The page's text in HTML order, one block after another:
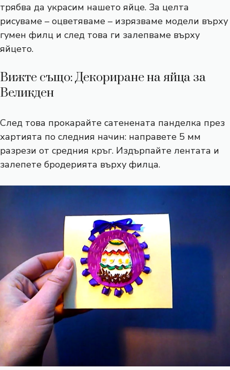
трябва да украсим нашето яйце. За целта
рисуваме – оцветяваме – изрязваме модели върху
гумен филц и след това ги залепваме върху
яйцето.
Вижте също: Декориране на яйца за
Великден
След това прокарайте сатенената панделка през
хартията по следния начин: направете 5 мм
разрези от средния кръг. Издърпайте лентата и
залепете бродерията върху филца.